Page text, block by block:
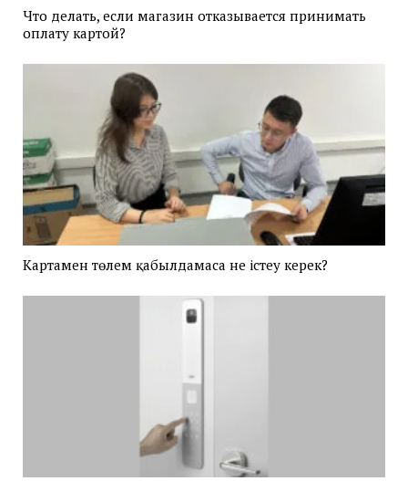
Что делать, если магазин отказывается принимать
оплату картой?
Картамен төлем қабылдамаса не істеу керек?